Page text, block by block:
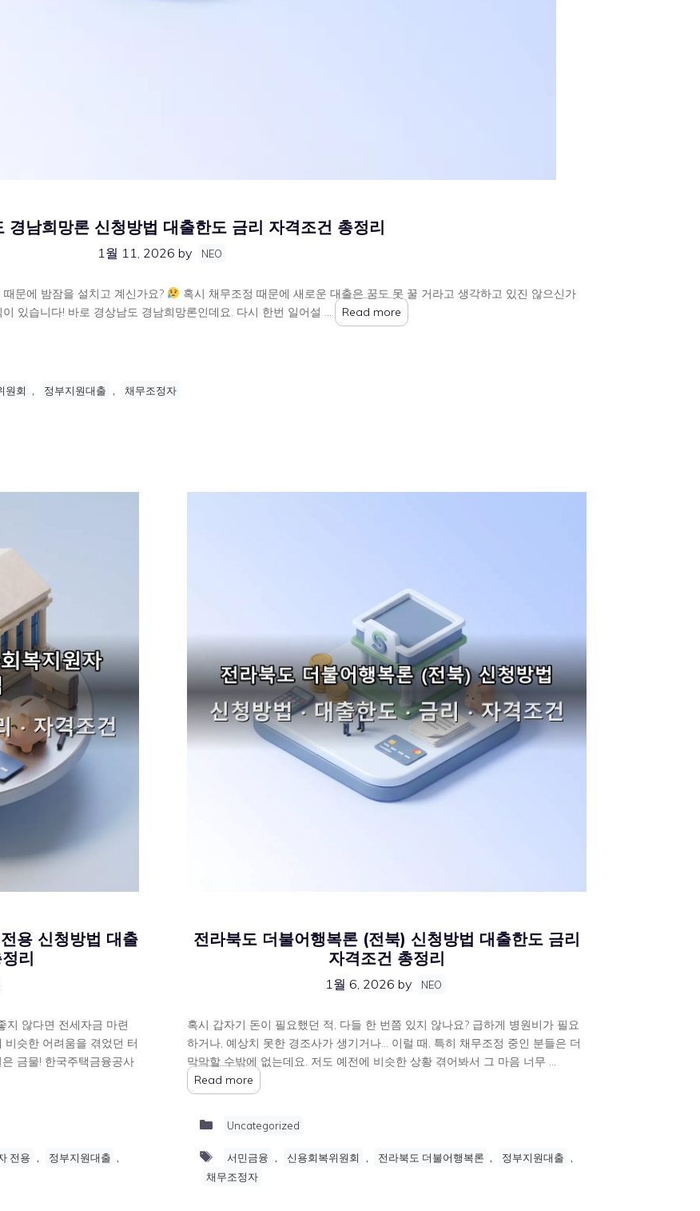
경남희망론 신청방법 대출한도 금리 자격조건 총정리
1월 11, 2026 by NEO
문에 밤잠을 설치고 계신가요?
혹시 채무조정 때문에 새로운 대출은 꿈도 못 꿀 거라고 생각하고 있진 않으신가
있습니다! 바로 경상남도 경남희망론인데요. 다시 한번 일어설 …
Read more
원회 정부지원대출 채무조정자
용 신청방법 대출
리
지 않다면 전세자금 마련
슷한 어려움을 겪었던 터
금물! 한국주택금융공사
전용 , 정부지원대출 ,
전라북도 더불어행복론 (전북) 신청방법 대출한도 금리
자격조건 총정리
1월 6, 2026 by NEO
혹시 갑자기 돈이 필요했던 적, 다들 한 번쯤 있지 않나요? 급하게 병원비가 필요
하거나, 예상치 못한 경조사가 생기거나… 이럴 때, 특히 채무조정 중인 분들은 더
막막할 수밖에 없는데요. 저도 예전에 비슷한 상황 겪어봐서 그 마음 너무 …
Read more
Categories
Uncategorized
Tags
서민금융 , 신용회복위원회 , 전라북도 더불어행복론 , 정부지원대출 ,
채무조정자